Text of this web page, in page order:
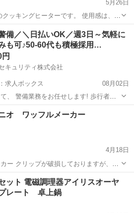
5月26日
ッキングヒーターです。 使用感は、あ
します。 中古品ですが、最近まで 使
、ノーリターンで よろしくお願いしま
キッチン家電 ヒーター
備／＼日払いOK／週3日～気軽に
も可♪50-60代も積極採用…
キュリティ株式会社
求人ボックス
08月02日
、 警備業務をお任せします! 歩行者の
の誘導 これがメインの業務です! 難しい
み・固定休など 希望通りのシフトが可
員
オ ワッフルメーカー
4月18日
ー クリップが破損しておりますが、無
ホットサンドイッチと鯛焼きの型もお
キッチン家電 ワッフルメーカー
ット 電磁調理器アイリスオーヤ
レート 卓上鍋